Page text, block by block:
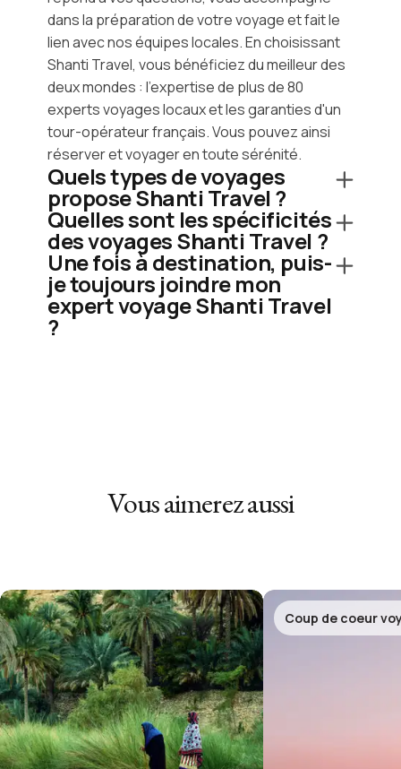
dans la préparation de votre voyage et fait le
lien avec nos équipes locales. En choisissant
Shanti Travel, vous bénéficiez du meilleur des
deux mondes : l'expertise de plus de 80
experts voyages locaux et les garanties d'un
tour-opérateur français. Vous pouvez ainsi
réserver et voyager en toute sérénité.
Quels types de voyages
propose Shanti Travel ?
Quelles sont les spécificités
des voyages Shanti Travel ?
Une fois à destination, puis-
je toujours joindre mon
expert voyage Shanti Travel
?
Vous aimerez aussi
Coup de coeur